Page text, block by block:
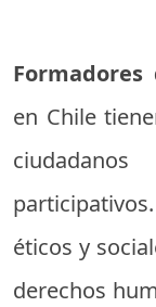
Formadores
en Chile
éticos y
derechos